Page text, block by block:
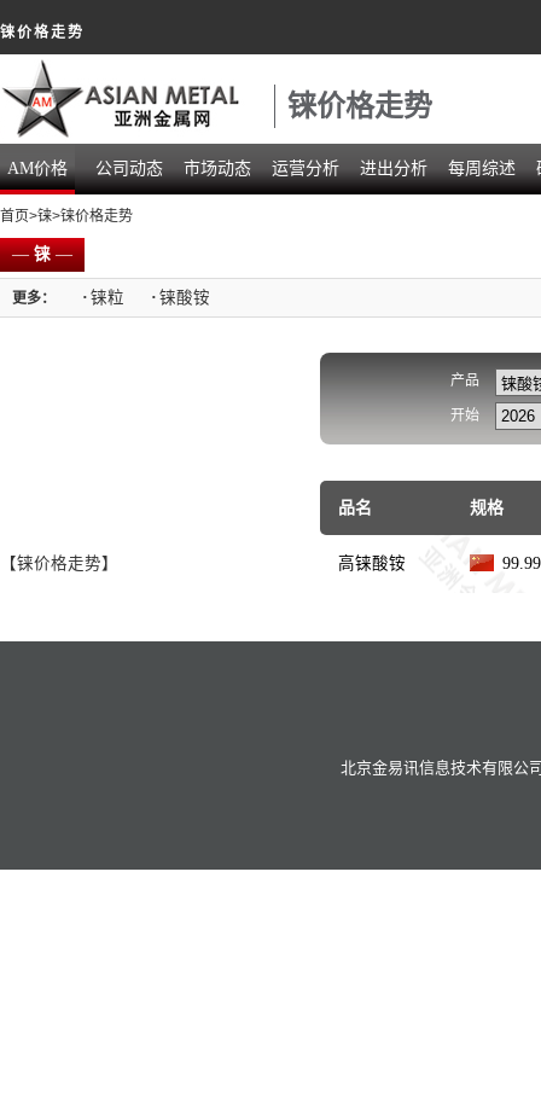
铼价格走势
铼价格走势
AM价格 公司动态 市场动态 运营分析 进出分析 每周综述
首页>铼>铼价格走势
—铼—
更多： · 铼粒 · 铼酸铵
【铼价格走势】
产品
开始
品名 规格
高铼酸铵
北京金易讯信息技术有限公